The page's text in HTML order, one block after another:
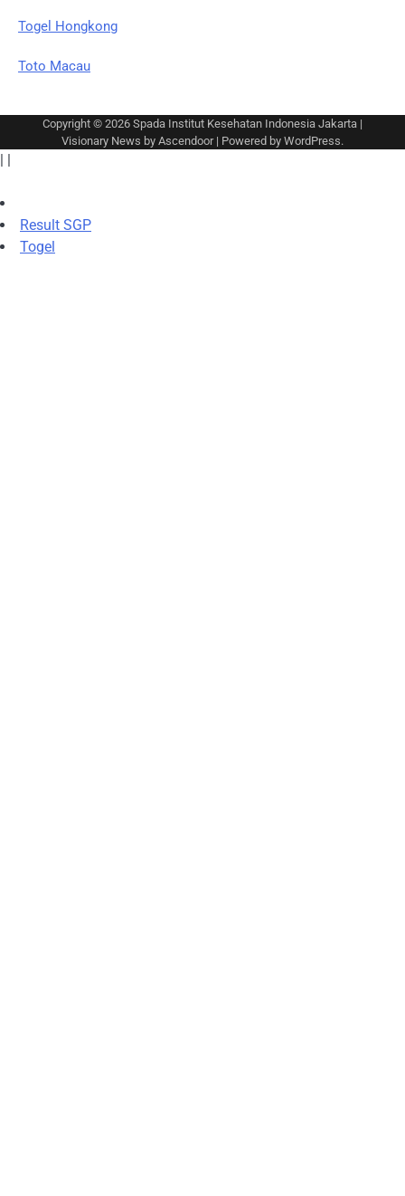
Togel Hongkong
Toto Macau
Copyright © 2026 Spada Institut Kesehatan Indonesia Jakarta |
Visionary News by Ascendoor| Powered by WordPress.
| |
Result SGP
Togel